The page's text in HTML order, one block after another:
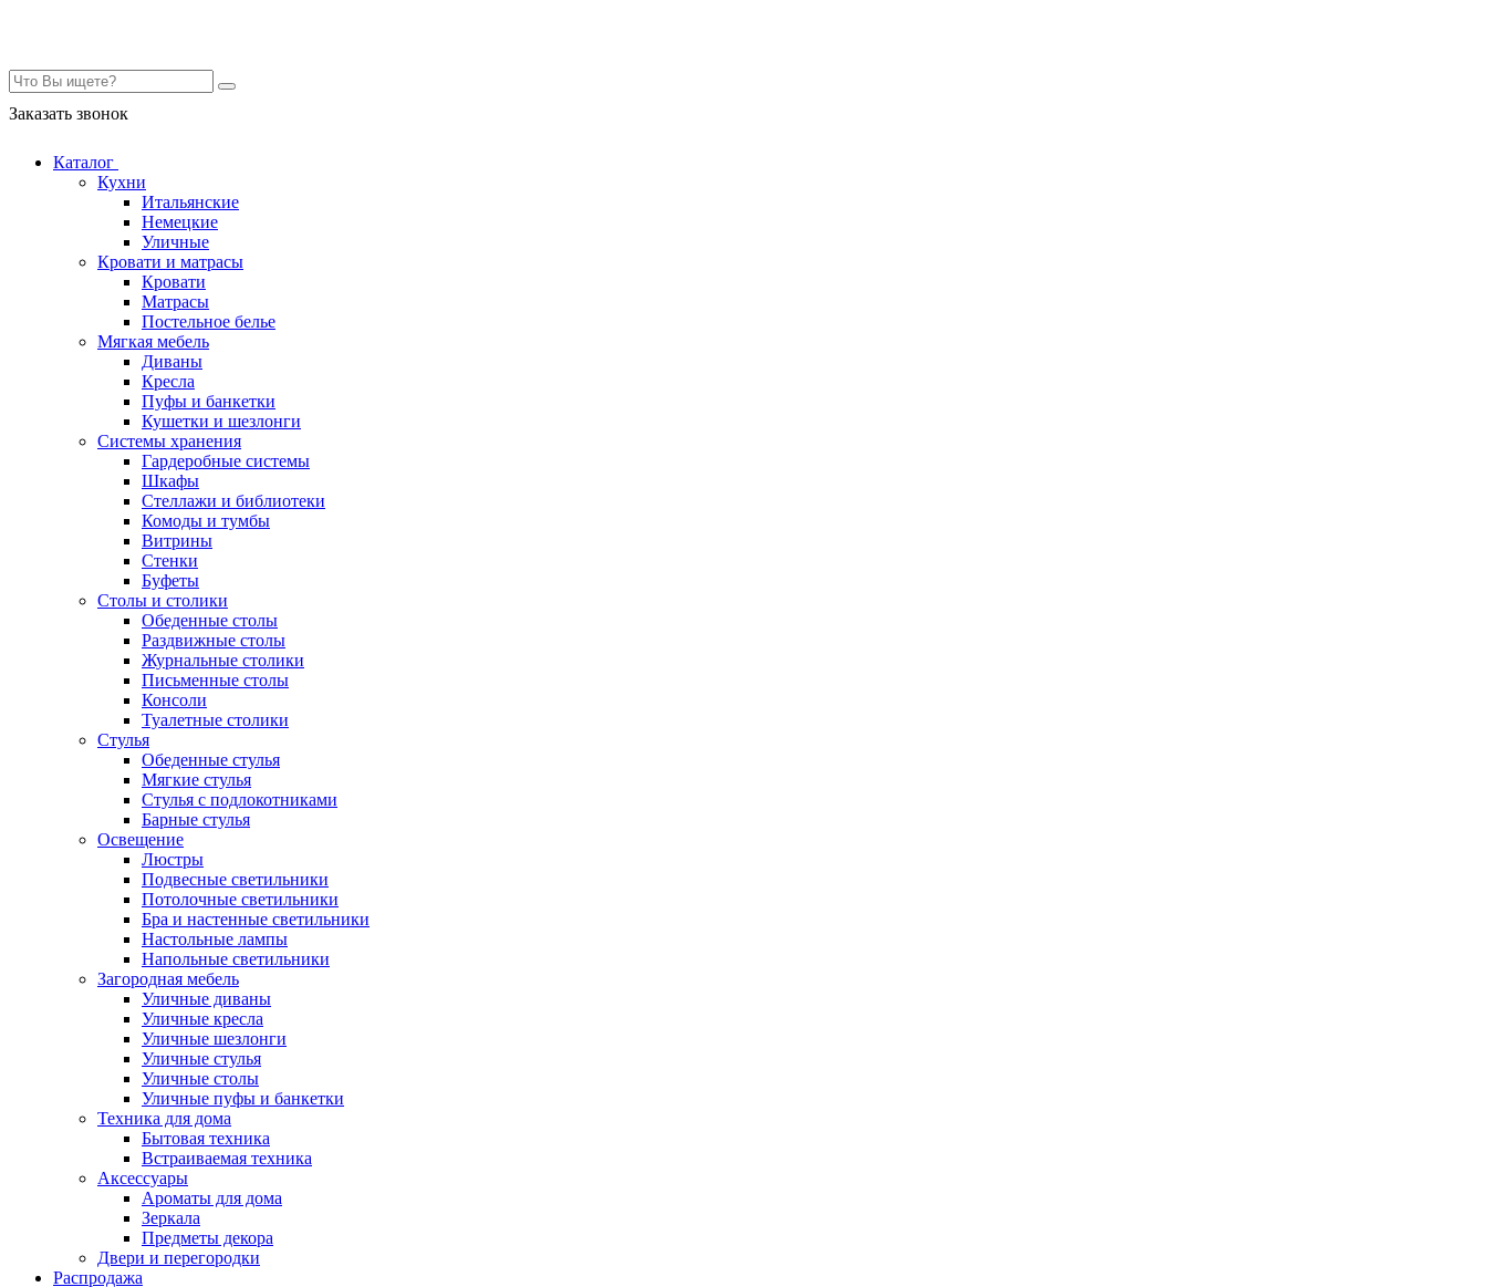
Заказать звонок
Каталог
Кухни
Итальянские
Немецкие
Уличные
Кровати и матрасы
Кровати
Матрасы
Постельное белье
Мягкая мебель
Диваны
Кресла
Пуфы и банкетки
Кушетки и шезлонги
Системы хранения
Гардеробные системы
Шкафы
Стеллажи и библиотеки
Комоды и тумбы
Витрины
Стенки
Буфеты
Столы и столики
Обеденные столы
Раздвижные столы
Журнальные столики
Письменные столы
Консоли
Туалетные столики
Стулья
Обеденные стулья
Мягкие стулья
Стулья с подлокотниками
Барные стулья
Освещение
Люстры
Подвесные светильники
Потолочные светильники
Бра и настенные светильники
Настольные лампы
Напольные светильники
Загородная мебель
Уличные диваны
Уличные кресла
Уличные шезлонги
Уличные стулья
Уличные столы
Уличные пуфы и банкетки
Техника для дома
Бытовая техника
Встраиваемая техника
Аксессуары
Ароматы для дома
Зеркала
Предметы декора
Двери и перегородки
Распродажа